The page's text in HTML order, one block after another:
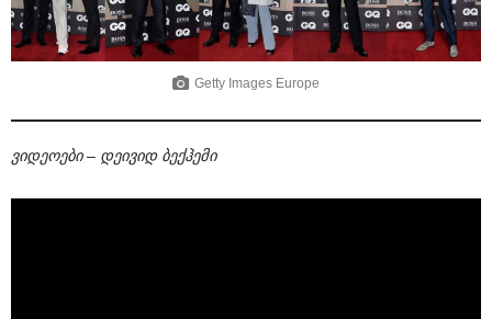
Getty Images Europe
ვიდეოები– დეივიდ ბექჰემი